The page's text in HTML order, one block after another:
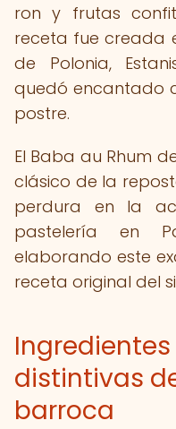
ron y frutas
receta fue creada
de Polonia,
quedó encantado
postre.
El Baba au Rhum
clásico de la
perdura en la
pastelería en
elaborando este
receta original del
distintivas
barroca